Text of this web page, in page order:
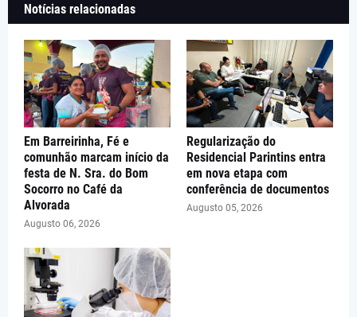
Notícias relacionadas
Em Barreirinha, Fé e
comunhão marcam início da
festa de N. Sra. do Bom
Socorro no Café da
Alvorada
Augusto 06, 2026
Regularização do
Residencial Parintins entra
em nova etapa com
conferência de documentos
Augusto 05, 2026